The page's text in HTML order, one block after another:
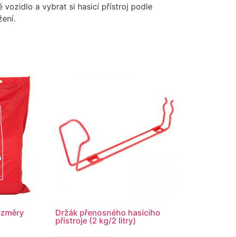
vozidlo a vybrat si hasicí přístroj podle
Držák přenosného hasicího
přístroje (2 kg/2 litry)